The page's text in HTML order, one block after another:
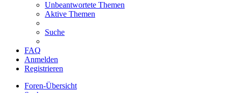
Unbeantwortete Themen
Aktive Themen
Suche
FAQ
Anmelden
Registrieren
Foren-Übersicht